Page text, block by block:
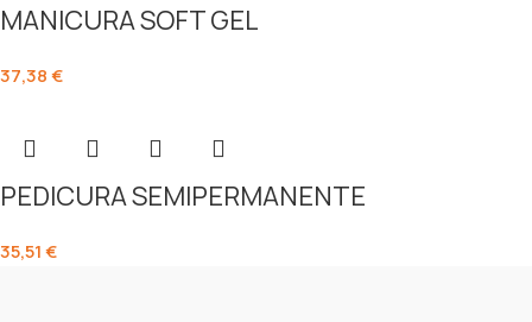
MANICURA SOFT GEL
37,38€
PEDICURA SEMIPERMANENTE
35,51€